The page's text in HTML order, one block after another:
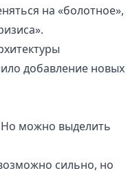
на «болотное»,
добавление новых
Но можно выделить
сильно, но